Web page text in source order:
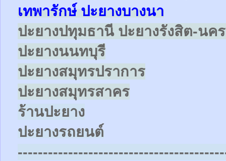
เทพารักษ์ปะยางบางนา
ปะยางปทุมธานี ปะยางรังสิต-นค
ปะยางนนทบุรี
ปะยางสมุทรปราการ
ปะยางสมุทรสาคร
ร้านปะยาง
ปะยางรถยนต์